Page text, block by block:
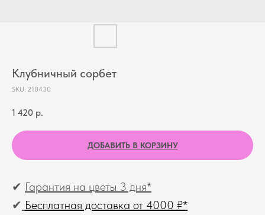
Клубничный сорбет
SKU: 210430
1 420 р.
ДОБАВИТЬ В КОРЗИНУ
✔ Гарантия на цветы 3 дня*
✔ Бесплатная доставка от 4000 ₽*